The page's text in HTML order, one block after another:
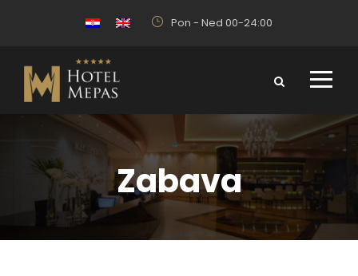
Pon - Ned 00-24:00
Zabava